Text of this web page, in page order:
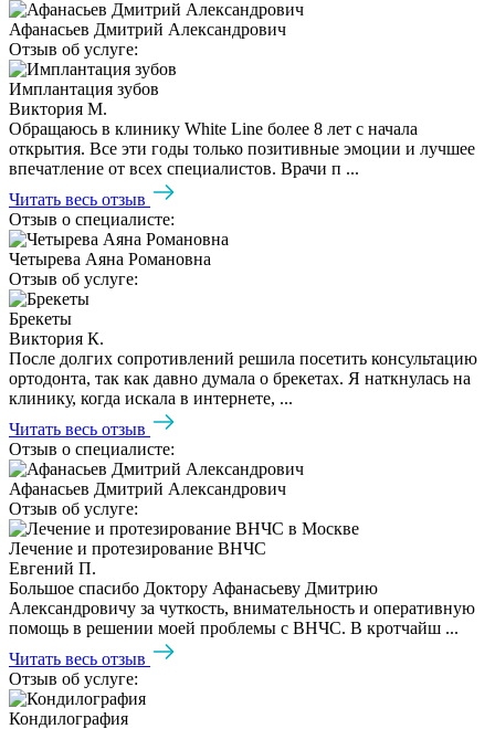
Афанасьев Дмитрий Александрович
Отзыв об услуге:
Имплантация зубов
Виктория М.
Обращаюсь в клинику White Line более 8 лет с начала
открытия. Все эти годы только позитивные эмоции и лучшее
впечатление от всех специалистов. Врачи п ...
Читать весь отзыв
Отзыв о специалисте:
Четырева Аяна Романовна
Отзыв об услуге:
Брекеты
Виктория К.
После долгих сопротивлений решила посетить консультацию
ортодонта, так как давно думала о брекетах. Я наткнулась на
клинику, когда искала в интернете, ...
Читать весь отзыв
Отзыв о специалисте:
Афанасьев Дмитрий Александрович
Отзыв об услуге:
Лечение и протезирование ВНЧС
Евгений П.
Большое спасибо Доктору Афанасьеву Дмитрию
Александровичу за чуткость, внимательность и оперативную
помощь в решении моей проблемы с ВНЧС. В кротчайш ...
Читать весь отзыв
Отзыв об услуге:
Кондилография